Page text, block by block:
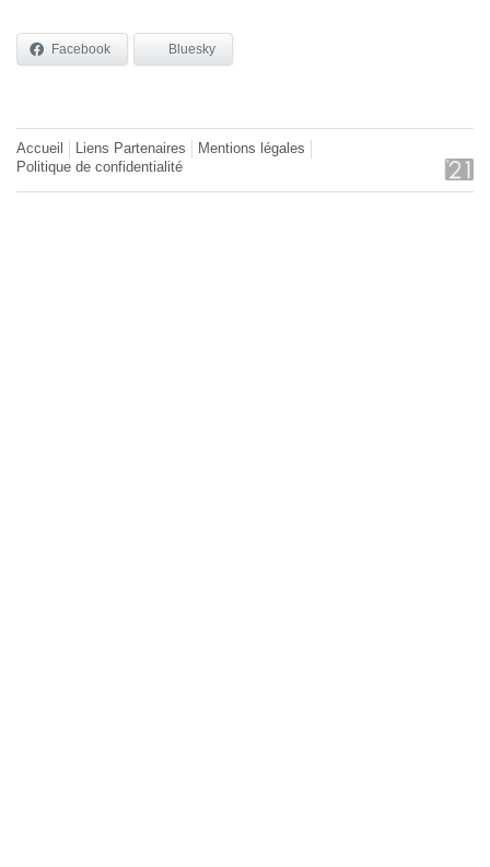
Facebook Bluesky
Accueil Liens Partenaires
Mentions légales
Politique de confidentialité